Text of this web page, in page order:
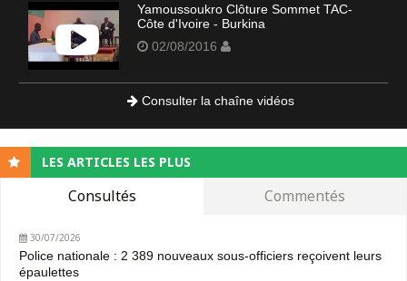
Yamoussoukro Clôture Sommet TAC-
Côte d'Ivoire - Burkina
02/08/2016
Consulter la chaîne vidéos
LES ARTICLES LES PLUS
Consultés Commentés
30/07/2026
Police nationale : 2 389 nouveaux sous-officiers reçoivent leurs
épaulettes